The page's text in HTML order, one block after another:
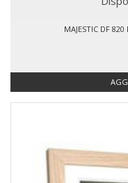
MAJESTIC DF